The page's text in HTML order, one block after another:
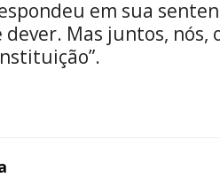
em sua
Mas juntos, nós,